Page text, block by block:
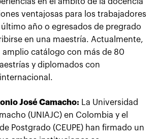
en el ámbito de la docencia
ventajosas para los trabajadores
año o egresados de pregrado
en una maestría. Actualmente,
amplio catálogo con más de 80
y diplomados con
José Camacho: La Universidad
(UNIAJC) en Colombia y el
Postgrado (CEUPE) han firmado un